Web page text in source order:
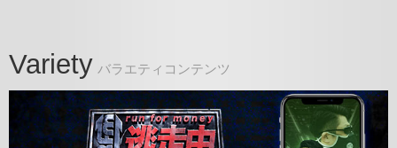
Variety バラエティコンテンツ